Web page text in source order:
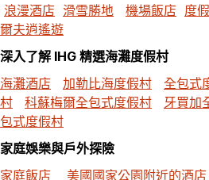
浪漫酒店 滑雪勝地 機場飯店 度
爾夫逍遙遊
深入了解 IHG 精選海灘度假村
海灘酒店
加勒比海度假村 全包式
村
科蘇梅爾全包式度假村 牙買加
包式度假村
家庭娛樂與戶外探險
家庭飯店
美國國家公園附近的酒店